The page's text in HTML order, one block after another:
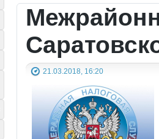
21.03.2018, 16:20